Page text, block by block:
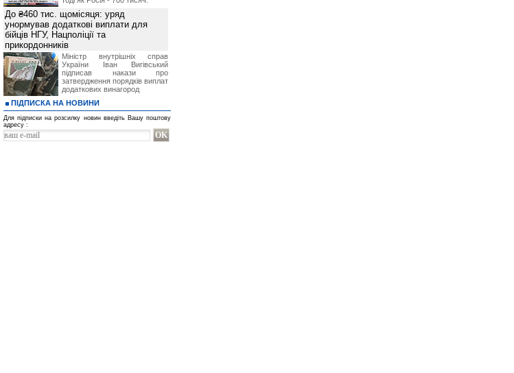
До ₴460 тис. щомісяця: уряд
унормував додаткові виплати для
бійців НГУ, Нацполіції та
прикордонників
Міністр внутрішніх справ
України Іван Вигівський
підписав накази про
затвердження порядків виплат
додаткових винагород
ПІДПИСКА НА НОВИНИ
Для підписки на розсилку новин введіть Вашу поштову
адресу :